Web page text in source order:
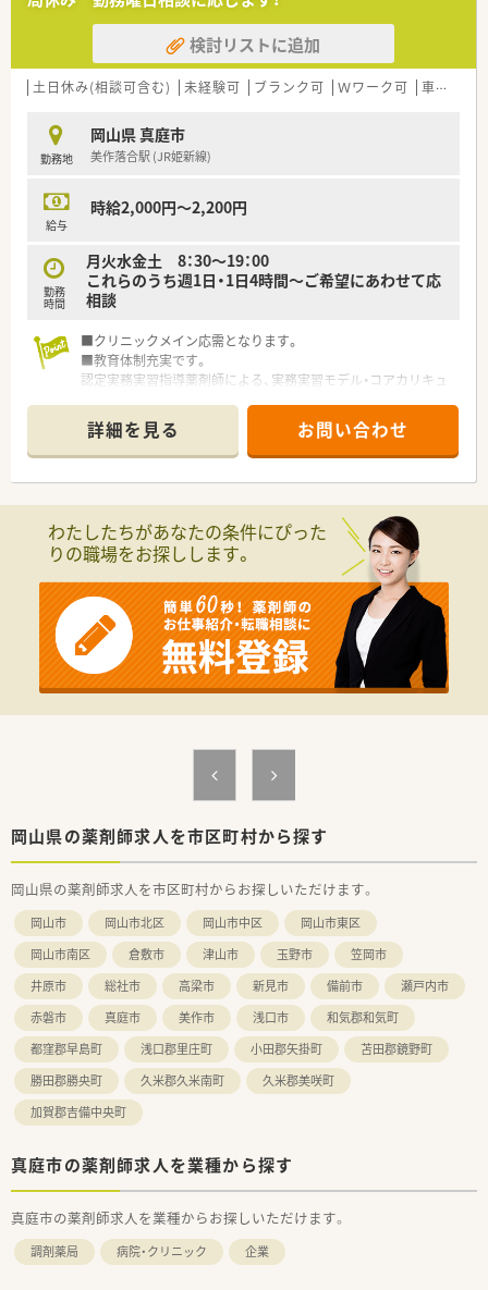
■岡山県内を中心に15店舗展開の地元調剤薬局チェーンで
す。
地域密着型の店舗を目指し、全店舗の健康サポート機能に向けて
取り組みをされています。
■個人在宅業務だけでなく、自社運営の介護事業との地域ケア連
■特色のある応需先が特徴で漢方内科・総合病院・在宅中心の店
舗などご経験を積むことができます。
■調剤設備が大変充実。省力化計画続行中です。
剤分包機などの連動化（オンラインシステム）、全自動散薬分包機
の導入など、省力化をはかっています。
＜こんな方にもおすすめ＞
■地域密着型の調剤薬局で働きたい方
■プライベートも重視しながらメリハリをつけて働きたい方
検討リストに追加
土日休み(相談可含む) 未経験可 ブランク可 Ｗワーク可 車通勤可
勤務地
岡山県 真庭市
美作落合駅 (JR姫新線)
給与
時給2,000円～2,200円
勤務
時間
月火水金土 8：30～19：00
これらのうち週1日・1日4時間～ご希望にあわせて応
相談
■クリニックメイン応需となります。
■教育体制充実です。
認定実務実習指導薬剤師による、実務実習モデル・コアカリキュ
■空間を大切に。
アロマテラピーなど、待合室も閑散としたものではなく、温かみ
のある環境を作っています。
詳細を見る お問い合わせ
わたしたちがあなたの条件にぴった
りの職場をお探しします。
岡山県の薬剤師求人を市区町村から探す
岡山県の薬剤師求人を市区町村からお探しいただけます。
岡山市 岡山市北区 岡山市中区
岡山市東区
岡山市南区
倉敷市 津山市 玉野市
笠岡市
井原市
総社市 高梁市 新見市 備前市
瀬戸内市
赤磐市
真庭市 美作市 浅口市
和気郡和気町
都窪郡早島町
浅口郡里庄町 小田郡矢掛町
苫田郡鏡野町
勝田郡勝央町
久米郡久米南町
久米郡美咲町
加賀郡吉備中央町
真庭市の薬剤師求人を業種から探す
真庭市の薬剤師求人を業種からお探しいただけます。
調剤薬局 病院・クリニック 企業